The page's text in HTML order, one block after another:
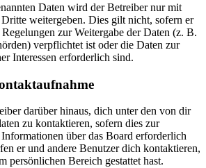
Daten wird der Betreiber nur mit
weitergeben. Dies gilt nicht, sofern er
zur Weitergabe der Daten (z. B.
verpflichtet ist oder die Daten zur
Interessen erforderlich sind.
darüber hinaus, dich unter den von dir
zu kontaktieren, sofern dies zur
über das Board erforderlich
er und andere Benutzer dich kontaktieren,
persönlichen Bereich gestattet hast.